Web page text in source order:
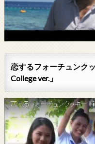
恋するフォーチュンク
College ver.」